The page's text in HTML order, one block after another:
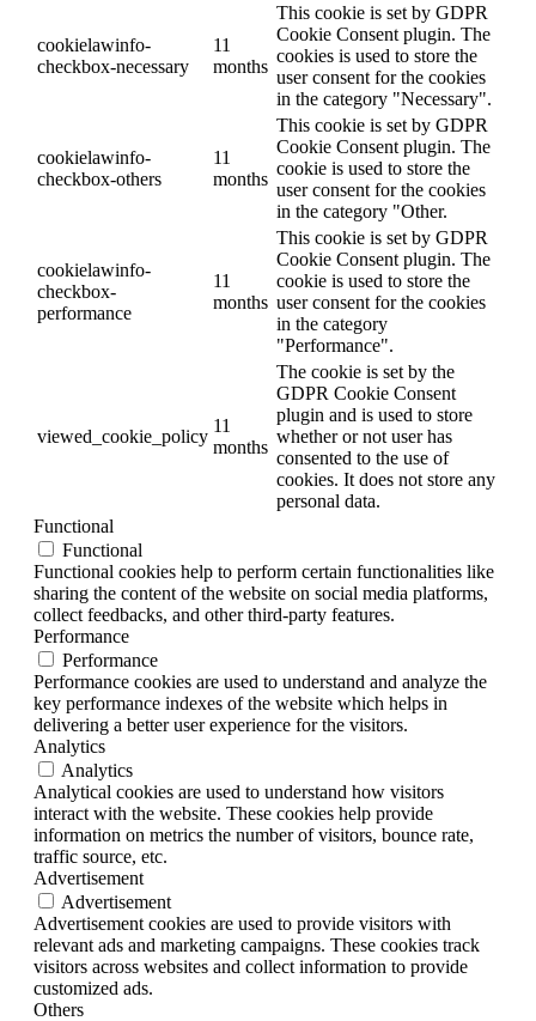
cookielawinfo-
checkbox-necessary
11
months
This cookie is set by GDPR
Cookie Consent plugin. The
cookies is used to store the
user consent for the cookies
in the category "Necessary".
cookielawinfo-
checkbox-others
11
months
This cookie is set by GDPR
Cookie Consent plugin. The
cookie is used to store the
user consent for the cookies
in the category "Other.
cookielawinfo-
checkbox-
performance
11
months
This cookie is set by GDPR
Cookie Consent plugin. The
cookie is used to store the
user consent for the cookies
in the category
"Performance".
viewed_cookie_policy
11
months
The cookie is set by the
GDPR Cookie Consent
plugin and is used to store
whether or not user has
consented to the use of
cookies. It does not store any
personal data.
Functional
Functional
Functional cookies help to perform certain functionalities like
sharing the content of the website on social media platforms,
collect feedbacks, and other third-party features.
Performance
Performance
Performance cookies are used to understand and analyze the
key performance indexes of the website which helps in
delivering a better user experience for the visitors.
Analytics
Analytics
Analytical cookies are used to understand how visitors
interact with the website. These cookies help provide
information on metrics the number of visitors, bounce rate,
traffic source, etc.
Advertisement
Advertisement
Advertisement cookies are used to provide visitors with
relevant ads and marketing campaigns. These cookies track
visitors across websites and collect information to provide
customized ads.
Others